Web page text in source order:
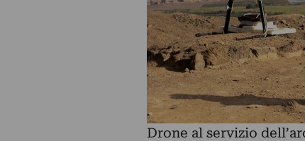
Drone al servizio